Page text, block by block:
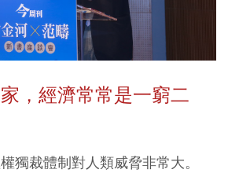
家，經濟常常是一窮二
獨裁體制對人類威脅非常大。